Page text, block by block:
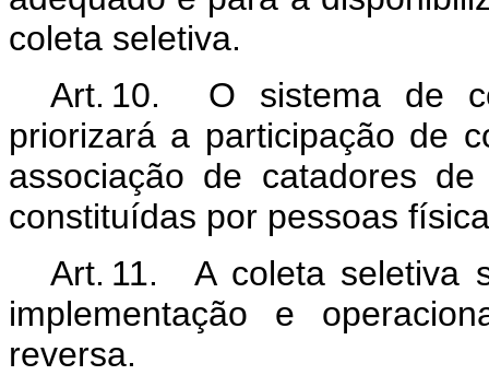
coleta seletiva.
Art. 10. O sistema de
priorizará a participação de
associação de catadores
constituídas por pessoas
Art. 11. A coleta seletiva
implementação e
reversa.